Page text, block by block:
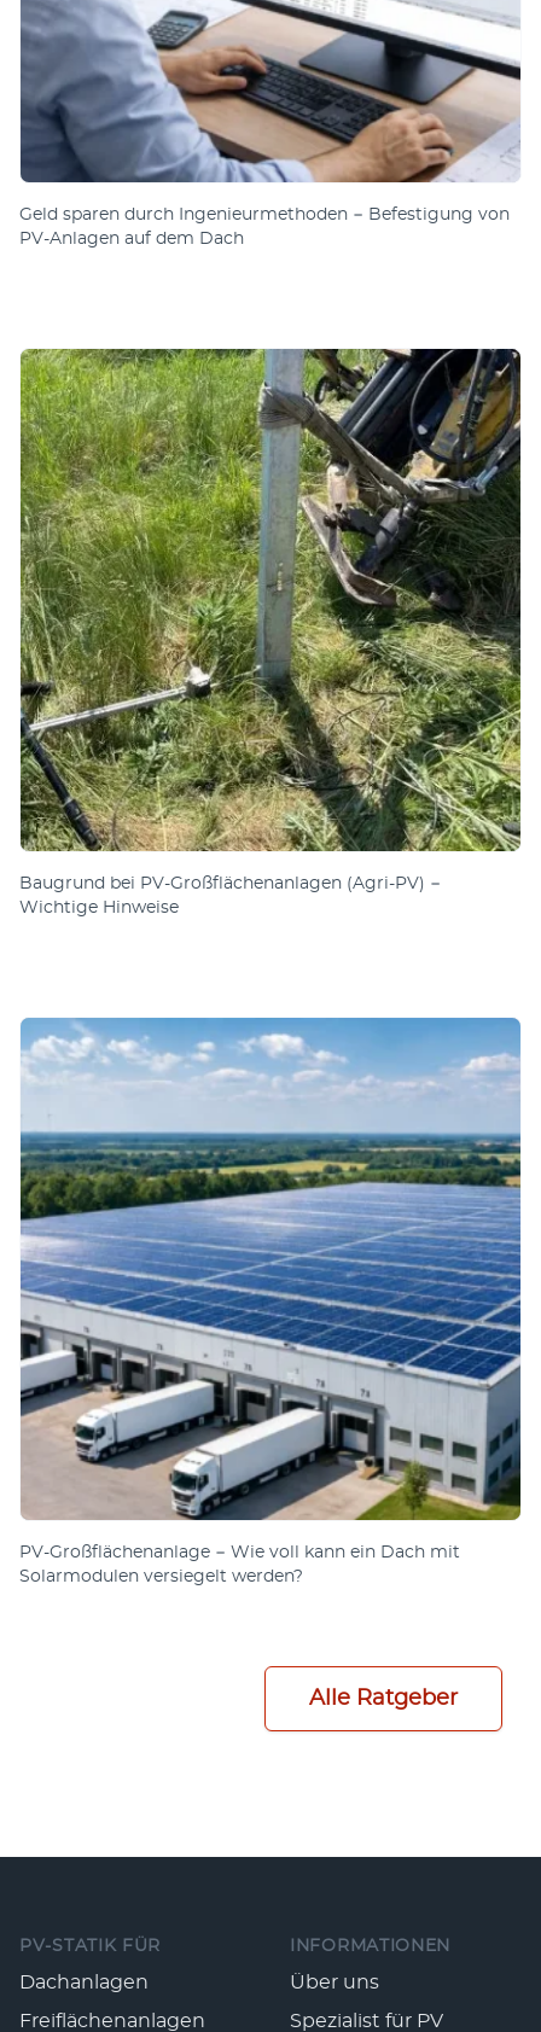
Geld sparen durch Ingenieurmethoden − Befestigung von
PV-Anlagen auf dem Dach
Baugrund bei PV-Großflächenanlagen (Agri-PV) −
Wichtige Hinweise
PV-Großflächenanlage − Wie voll kann ein Dach mit
Solarmodulen versiegelt werden?
Alle Ratgeber
PV-STATIK FÜR
Dachanlagen
Freiflächenanlagen
INFORMATIONEN
Über uns
Spezialist für PV